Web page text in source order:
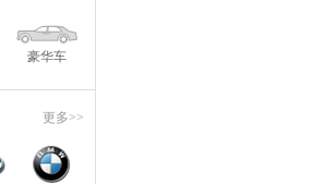
豪华车
更多>>